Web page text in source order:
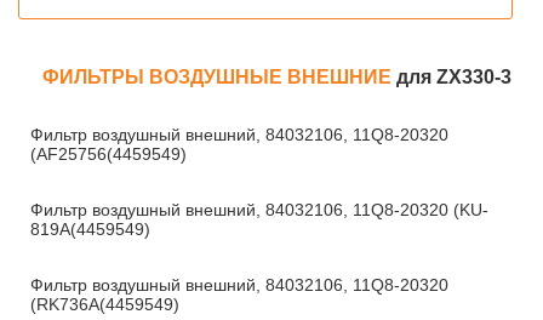
ФИЛЬТРЫ ВОЗДУШНЫЕ ВНЕШНИЕ для ZX330-3
Фильтр воздушный внешний, 84032106, 11Q8-20320
(AF25756(4459549)
Фильтр воздушный внешний, 84032106, 11Q8-20320 (KU-
819A(4459549)
Фильтр воздушный внешний, 84032106, 11Q8-20320
(RK736A(4459549)